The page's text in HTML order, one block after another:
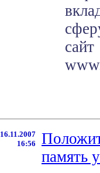
сайт
16.11.2007
16:56
память